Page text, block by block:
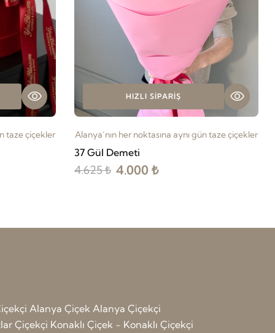
taze çiçekler
HIZLI SIPARIŞ
Alanya’nın her noktasına aynı gün taze çiçekler
37 Gül Demeti
4.625 ₺ 4.000 ₺
Alanya Çiçek Alanya Çiçekçi
Çiçekçi Konaklı Çiçek - Konaklı Çiçekçi